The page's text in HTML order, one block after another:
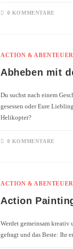
0 KOMMENTARE
ACTION & ABENTEUER
Abheben mit
Du suchst nach einem
gesessen oder Eure
Helikopter?
0 KOMMENTARE
ACTION & ABENTEUER
Action
Werdet gemeinsam
gefragt und das Beste: Ihr